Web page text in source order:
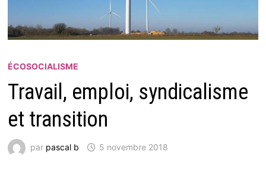
ÉCOSOCIALISME
Travail, emploi, syndicalisme
et transition
par pascal b 5 novembre 2018